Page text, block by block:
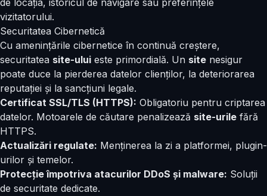
de locația, istoricul de navigare sau preferințele
vizitatorului.
Securitatea Cibernetică
Cu amenințările cibernetice în continuă creștere,
securitatea site-ului este primordială. Un site nesigur
poate duce la pierderea datelor clienților, la deteriorarea
reputației și la sancțiuni legale.
Certificat SSL/TLS (HTTPS): Obligatoriu pentru criptarea
datelor. Motoarele de căutare penalizează site-urile fără
HTTPS.
Actualizări regulate: Menținerea la zi a platformei, plugin-
urilor și temelor.
Protecție împotriva atacurilor DDoS și malware: Soluții
de securitate dedicate.